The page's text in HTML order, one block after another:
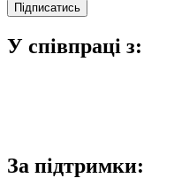
У співпраці з:
За підтримки: